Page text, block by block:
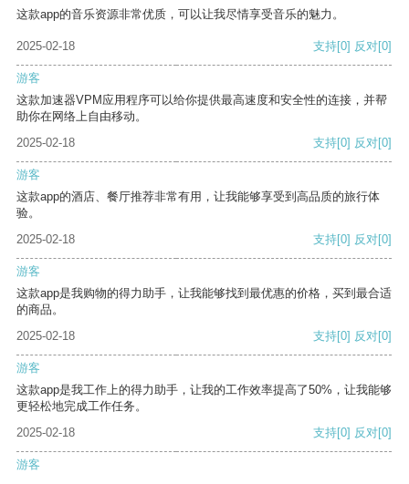
这款app的音乐资源非常优质，可以让我尽情享受音乐的魅力。
2025-02-18 支持[0] 反对[0]
游客
这款加速器VPM应用程序可以给你提供最高速度和安全性的连接，并帮
助你在网络上自由移动。
2025-02-18
支持[0] 反对[0]
游客
这款app的酒店、餐厅推荐非常有用，让我能够享受到高品质的旅行体
验。
2025-02-18
支持[0] 反对[0]
游客
这款app是我购物的得力助手，让我能够找到最优惠的价格，买到最合适
的商品。
2025-02-18
支持[0] 反对[0]
游客
这款app是我工作上的得力助手，让我的工作效率提高了50%，让我能够
更轻松地完成工作任务。
2025-02-18
支持[0] 反对[0]
游客